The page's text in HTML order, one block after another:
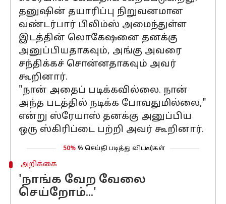
தனுஷின் தயாரிப்பு நிறுவனமான
வண்டர்பார் பிலிம்ஸ் அமைந்துள்ள
இடத்தின் லொகேஷனை தனக்கு
அனுப்பியதாகவும், அங்கு அவரை
சந்திக்கச் சொன்னதாகவும் அவர்
கூறினார்.
"நான் அதைப் படிக்கவில்லை. நான்
அந்த படத்தில் நடிக்க போவதுமில்லை,"
என்று ஸ்ரேயாஸ் தனக்கு அனுப்பிய
ஒரு ஸ்கிரிப்டை பற்றி அவர் கூறினார்.
50% % செய்தி படித்து விட்டீர்கள்
அறிக்கை
'நாங்க வேற வேலை
செய்றோம்...'